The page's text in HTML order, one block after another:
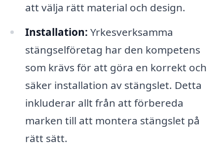
att välja rätt material och design.
Installation: Yrkesverksamma
stängselföretag har den kompetens
som krävs för att göra en korrekt och
säker installation av stängslet. Detta
inkluderar allt från att förbereda
marken till att montera stängslet på
rätt sätt.